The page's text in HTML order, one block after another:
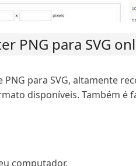
PNG para SVG
para SVG, altamente
disponíveis. Também é
computador.